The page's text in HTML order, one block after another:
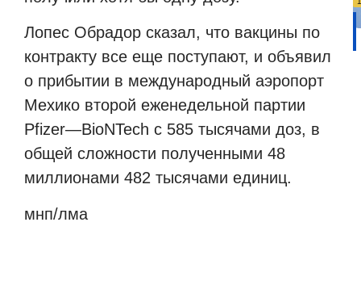
Лопес Обрадор сказал, что вакцины по
контракту все еще поступают, и объявил
о прибытии в международный аэропорт
Мехико второй еженедельной партии
Pfizer—BioNTech с 585 тысячами доз, в
общей сложности полученными 48
миллионами 482 тысячами единиц.
мнп/лма